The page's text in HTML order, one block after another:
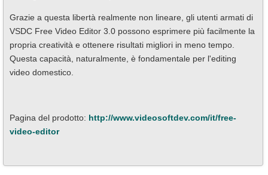
Grazie a questa libertà realmente non lineare, gli utenti armati di
VSDC Free Video Editor 3.0 possono esprimere più facilmente la
propria creatività e ottenere risultati migliori in meno tempo.
Questa capacità, naturalmente, è fondamentale per l'editing
video domestico.
Pagina del prodotto: http://www.videosoftdev.com/it/free-
video-editor